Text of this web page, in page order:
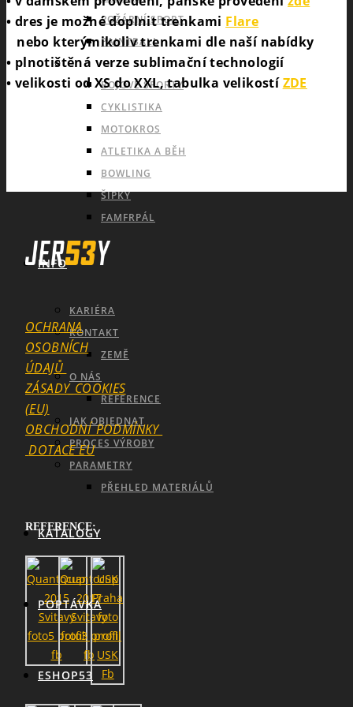
POŽÁRNÍ SPORT
PAINTBALL
INDIVIDUÁLNÍ A OSTATNÍ SPORTY
BOJOVÉ SPORTY
CYKLISTIKA
MOTOKROS
ATLETIKA A BĚH
BOWLING
ŠIPKY
FAMFRPÁL
INFO
KARIÉRA
KONTAKT
ZEMĚ
O NÁS
REFERENCE
JAK OBJEDNAT
PROCES VÝROBY
PARAMETRY
PŘEHLED MATERIÁLŮ
KATALOGY
POPTÁVKA
ESHOP53
• dres je možné doplnit trenkami Flare
nebo kterýmikoliv trenkami dle naší nabídky
• plnotištěná verze sublimační technologií
• velikosti od XS do XXL, tabulka velikostíZDE
OCHRANA
OSOBNÍCH
ÚDAJŮ
ZÁSADY_COOKIES
(EU)
OBCHODNÍ_PODMÍNKY
DOTACE EU
REFERENCE: